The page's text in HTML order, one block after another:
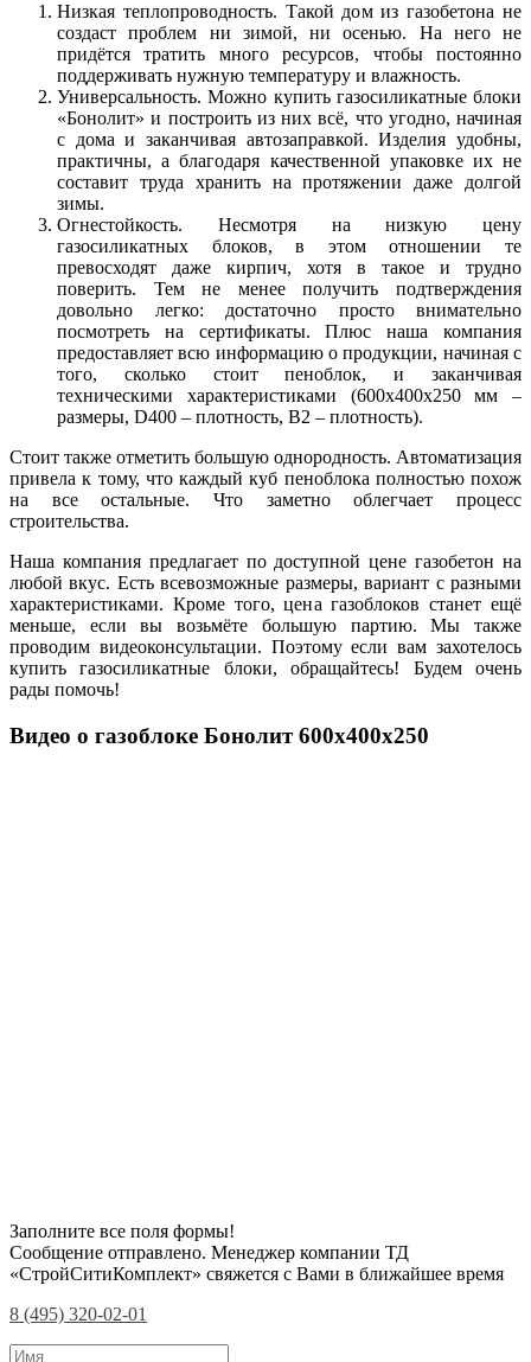
Низкая теплопроводность. Такой дом из газобетона не
создаст проблем ни зимой, ни осенью. На него не
придётся тратить много ресурсов, чтобы постоянно
поддерживать нужную температуру и влажность.
Универсальность. Можно купить газосиликатные блоки
«Бонолит» и построить из них всё, что угодно, начиная
с дома и заканчивая автозаправкой. Изделия удобны,
практичны, а благодаря качественной упаковке их не
составит труда хранить на протяжении даже долгой
зимы.
Огнестойкость. Несмотря на низкую цену
газосиликатных блоков, в этом отношении те
превосходят даже кирпич, хотя в такое и трудно
поверить. Тем не менее получить подтверждения
довольно легко: достаточно просто внимательно
посмотреть на сертификаты. Плюс наша компания
предоставляет всю информацию о продукции, начиная с
того, сколько стоит пеноблок, и заканчивая
техническими характеристиками (600x400x250 мм –
размеры, D400 – плотность, В2 – плотность).
Стоит также отметить большую однородность. Автоматизация
привела к тому, что каждый куб пеноблока полностью похож
на все остальные. Что заметно облегчает процесс
строительства.
Наша компания предлагает по доступной цене газобетон на
любой вкус. Есть всевозможные размеры, вариант с разными
характеристиками. Кроме того, цена газоблоков станет ещё
меньше, если вы возьмёте большую партию. Мы также
проводим видеоконсультации. Поэтому если вам захотелось
купить газосиликатные блоки, обращайтесь! Будем очень
рады помочь!
Видео о газоблоке Бонолит 600x400x250
Заполните все поля формы!
Сообщение отправлено. Менеджер компании ТД
«СтройСитиКомплект» свяжется с Вами в ближайшее время
8 (495) 320-02-01